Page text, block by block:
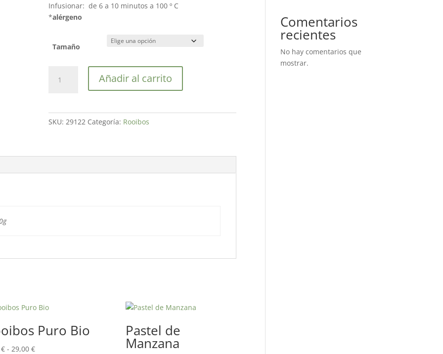
Infusionar: de 6 a 10 minutos a 100 º C
*alérgeno
Tamaño
Rojo
Añadir al carrito
SKU:29122 Categoría: Rooibos
Puro Bio
€ - 29,00 €Rango
Pastel de
Manzana
Comentarios
recientes
No hay comentarios que
mostrar.